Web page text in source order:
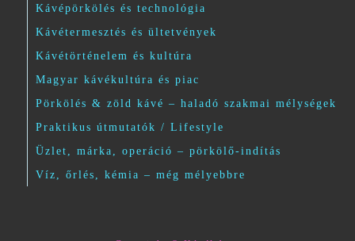
Kávépörkölés és technológia
Kávétermesztés és ültetvények
Kávétörténelem és kultúra
Magyar kávékultúra és piac
Pörkölés & zöld kávé – haladó szakmai mélységek
Praktikus útmutatók / Lifestyle
Üzlet, márka, operáció – pörkölő-indítás
Víz, őrlés, kémia – még mélyebbre